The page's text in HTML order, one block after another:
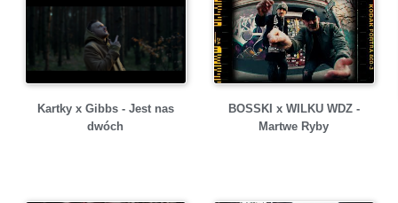
Kartky x Gibbs - Jest nas
dwóch
BOSSKI x WILKU WDZ -
Martwe Ryby